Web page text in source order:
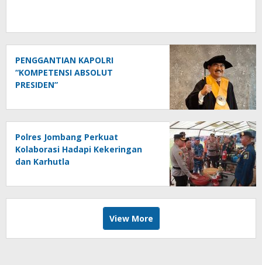
PENGGANTIAN KAPOLRI
“KOMPETENSI ABSOLUT
PRESIDEN”
Polres Jombang Perkuat
Kolaborasi Hadapi Kekeringan
dan Karhutla
View More